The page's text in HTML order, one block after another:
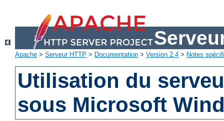
Apache > Serveur HTTP > Documentation > Version 2.4 > Notes
Utilisation du
sous Microsoft